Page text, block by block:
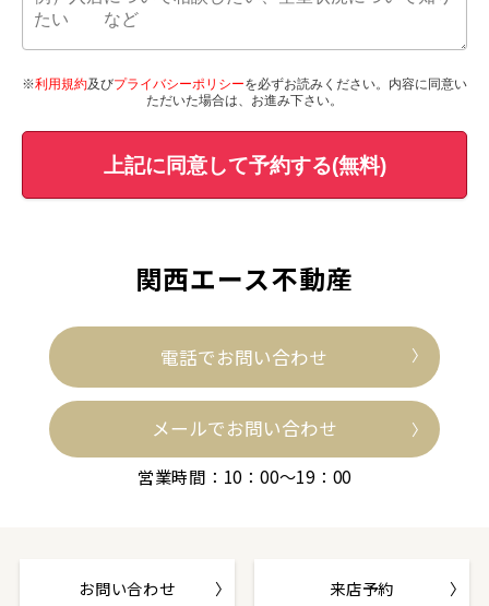
※利用規約及びプライバシーポリシーを必ずお読みください。内容に同意い
ただいた場合は、お進み下さい。
上記に同意して予約する(無料)
関西エース不動産
電話でお問い合わせ
メールでお問い合わせ
営業時間：10：00～19：00
お問い合わせ 来店予約